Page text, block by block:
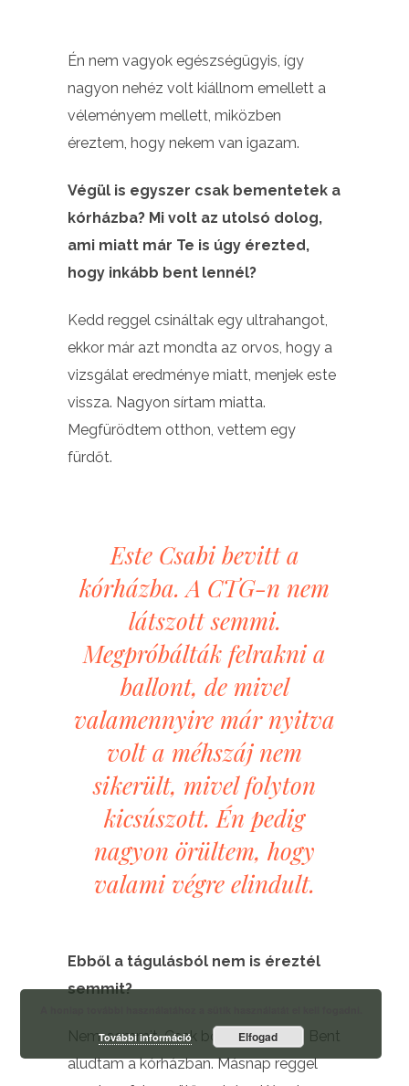
Én nem vagyok egészségügyis, így
nagyon nehéz volt kiállnom emellett a
véleményem mellett, miközben
éreztem, hogy nekem van igazam.
Végül is egyszer csak bementetek a
kórházba? Mi volt az utolsó dolog,
ami miatt már Te is úgy érezted,
hogy inkább bent lennél?
Kedd reggel csináltak egy ultrahangot,
ekkor már azt mondta az orvos, hogy a
vizsgálat eredménye miatt, menjek este
vissza. Nagyon sírtam miatta.
Megfürödtem otthon, vettem egy
fürdőt.
Este Csabi bevitt a
kórházba. A CTG-n nem
látszott semmi.
Megpróbálták felrakni a
ballont, de mivel
valamennyire már nyitva
volt a méhszáj nem
sikerült, mivel folyton
kicsúszott. Én pedig
nagyon örültem, hogy
valami végre elindult.
Ebből a tágulásból nem is éreztél
semmit?
Nem, semmit. Csak boldog voltam. Bent
aludtam a kórházban. Másnap reggel
További információ
Elfogad